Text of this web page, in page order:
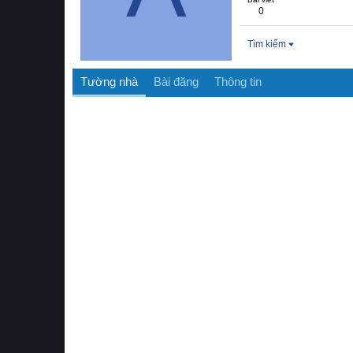
0
Tìm kiếm
Tường nhà Bài đăng Thông tin